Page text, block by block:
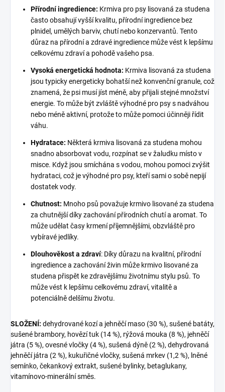
Přírodní ingredience: Krmiva pro psy lisovaná za studena
často obsahují vyšší kvalitu, přírodní ingredience bez
plnidel, umělých barviv, chutí nebo konzervantů. Tento
důraz na přírodní a zdravé ingredience může vést k lepšímu
celkovému zdraví a pohodě vašeho psa.
Vysoká energetická hodnota: Krmiva lisovaná za studena
jsou typicky energeticky bohatší než konvenční granule, což
znamená, že psi musí jíst méně, aby přijali stejné množství
energie. To může být zvláště výhodné pro psy s nadváhou
nebo méně aktivní, protože to může pomoci účinněji řídit
váhu.
Hydratace: Některá krmiva lisovaná za studena mohou
snadno absorbovat vodu, rozpínat se v žaludku místo v
misce. Když jsou smíchána s vodou, mohou pomoci zvýšit
hydrataci, což je výhodné pro psy, kteří sami o sobě nepijí
dostatek vody.
Chutnost: Mnoho psů považuje krmivo lisované za studena
za chutnější díky zachování přírodních chutí a aromat. To
může udělat časy krmení příjemnějšími, obzvláště pro
vybíravé jedlíky.
Dlouhověkost a zdraví: Díky důrazu na kvalitní, přírodní
ingredience a zachování živin může krmivo lisované za
studena přispět ke zdravějšímu životnímu stylu psů. To
může vést k lepšímu celkovému zdraví, vitalitě a
potenciálně delšímu životu.
SLOŽENÍ: dehydrované kozí a jehněčí maso (30 %), sušené batáty,
sušené brambory, hovězí tuk (14 %), rýžová mouka (8 %), jehněčí
játra (5 %), ovesné vločky (4 %), sušená dýně (2 %), dehydrovaná
jehněčí játra (2 %), kukuřičné vločky, sušená mrkev (1,2 %), lněné
semínko, čekankový extrakt, sušené bylinky, betaglukany,
vitamínovo-minerální směs.